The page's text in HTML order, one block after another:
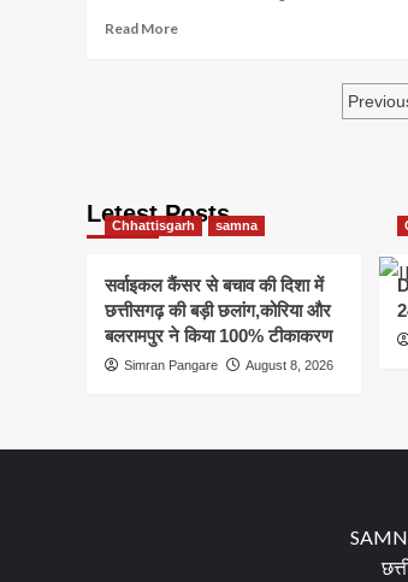
शो
Read MoreRead
कार्रवाई,एनालॉग
पनीर
निर्माण
और
बिक्री
पर
तत्काल
Letest Posts
Chhattisgarh samna
सर्वाइकल कैंसर से बचाव की दिशा में
छत्तीसगढ़ की बड़ी छलांग,कोरिया और
बलरामपुर ने किया 100% टीकाकरण
Simran Pangare August 8, 2026